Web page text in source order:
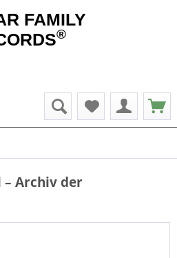
FAMILY
®
Archiv der